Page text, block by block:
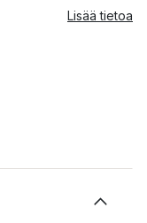
Lisää tietoa